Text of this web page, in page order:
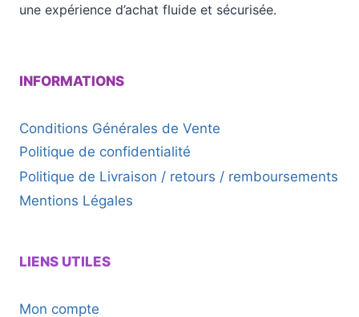
une expérience d’achat fluide et sécurisée.
INFORMATIONS
Conditions Générales de Vente
Politique de confidentialité
Politique de Livraison / retours / remboursements
Mentions Légales
LIENS UTILES
Mon compte